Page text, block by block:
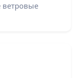
ветровые